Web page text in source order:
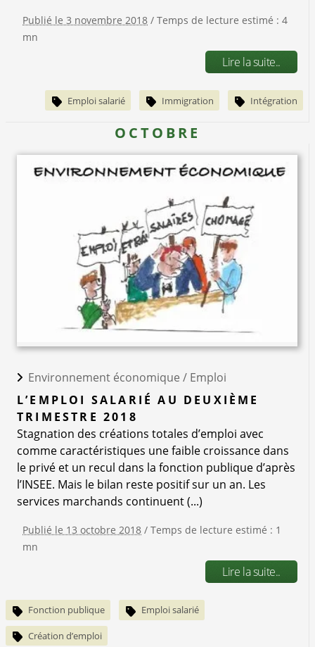
Publié le 3 novembre 2018 / Temps de lecture estimé : 4
mn
Lire la suite..
Emploi salarié Immigration Intégration
OCTOBRE
Environnement économique / Emploi
L’EMPLOI SALARIÉ AU DEUXIÈME
TRIMESTRE 2018
Stagnation des créations totales d’emploi avec
comme caractéristiques une faible croissance dans
le privé et un recul dans la fonction publique d’après
l’INSEE. Mais le bilan reste positif sur un an. Les
services marchands continuent (...)
Publié le 13 octobre 2018 / Temps de lecture estimé : 1
mn
Lire la suite..
Fonction publique Emploi salarié
Création d’emploi